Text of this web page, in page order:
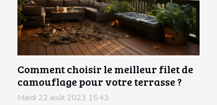
Comment choisir le meilleur filet de
camouflage pour votre terrasse ?
Mardi 22 août 2023 15:43